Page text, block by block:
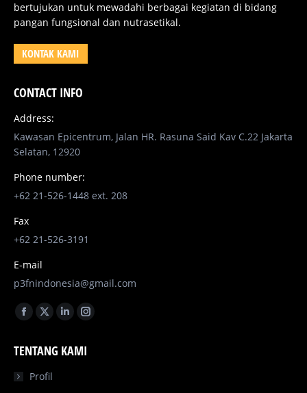
bertujukan untuk mewadahi berbagai kegiatan di bidang
pangan fungsional dan nutrasetikal.
KONTAK KAMI
CONTACT INFO
Address:
Kawasan Epicentrum, Jalan HR. Rasuna Said Kav C.22 Jakarta
Selatan, 12920
Phone number:
+62 21-526-1448 ext. 208
Fax
+62 21-526-3191
E-mail
p3fnindonesia@gmail.com
Find us on:
Facebook
opens
in
X
opens
in
Linkedin
opens
Instagram
opens
TENTANG KAMI
Profil